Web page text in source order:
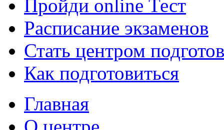
Пройди online Тест
Расписание экзаменов
Стать центром
Как подготовиться
Главная